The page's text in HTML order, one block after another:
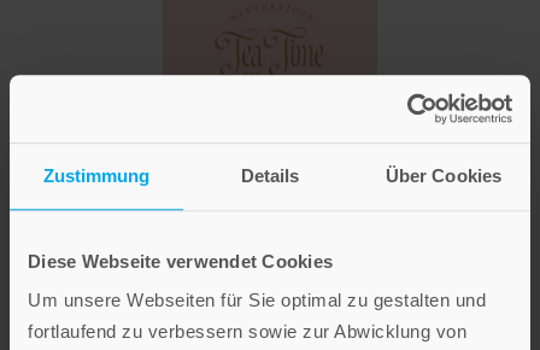
Zustimmung Details Über Cookies
Diese Webseite verwendet Cookies
Um unsere Webseiten für Sie optimal zu gestalten und
fortlaufend zu verbessern sowie zur Abwicklung von
Winterliche Tea Time mit Jane Austen
Hardcover mit Halbleinenoptik und Prägung